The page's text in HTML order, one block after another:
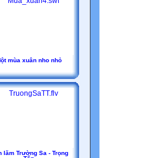
mùa xuân nho nhỏ
lăm Trường Sa - Trọng